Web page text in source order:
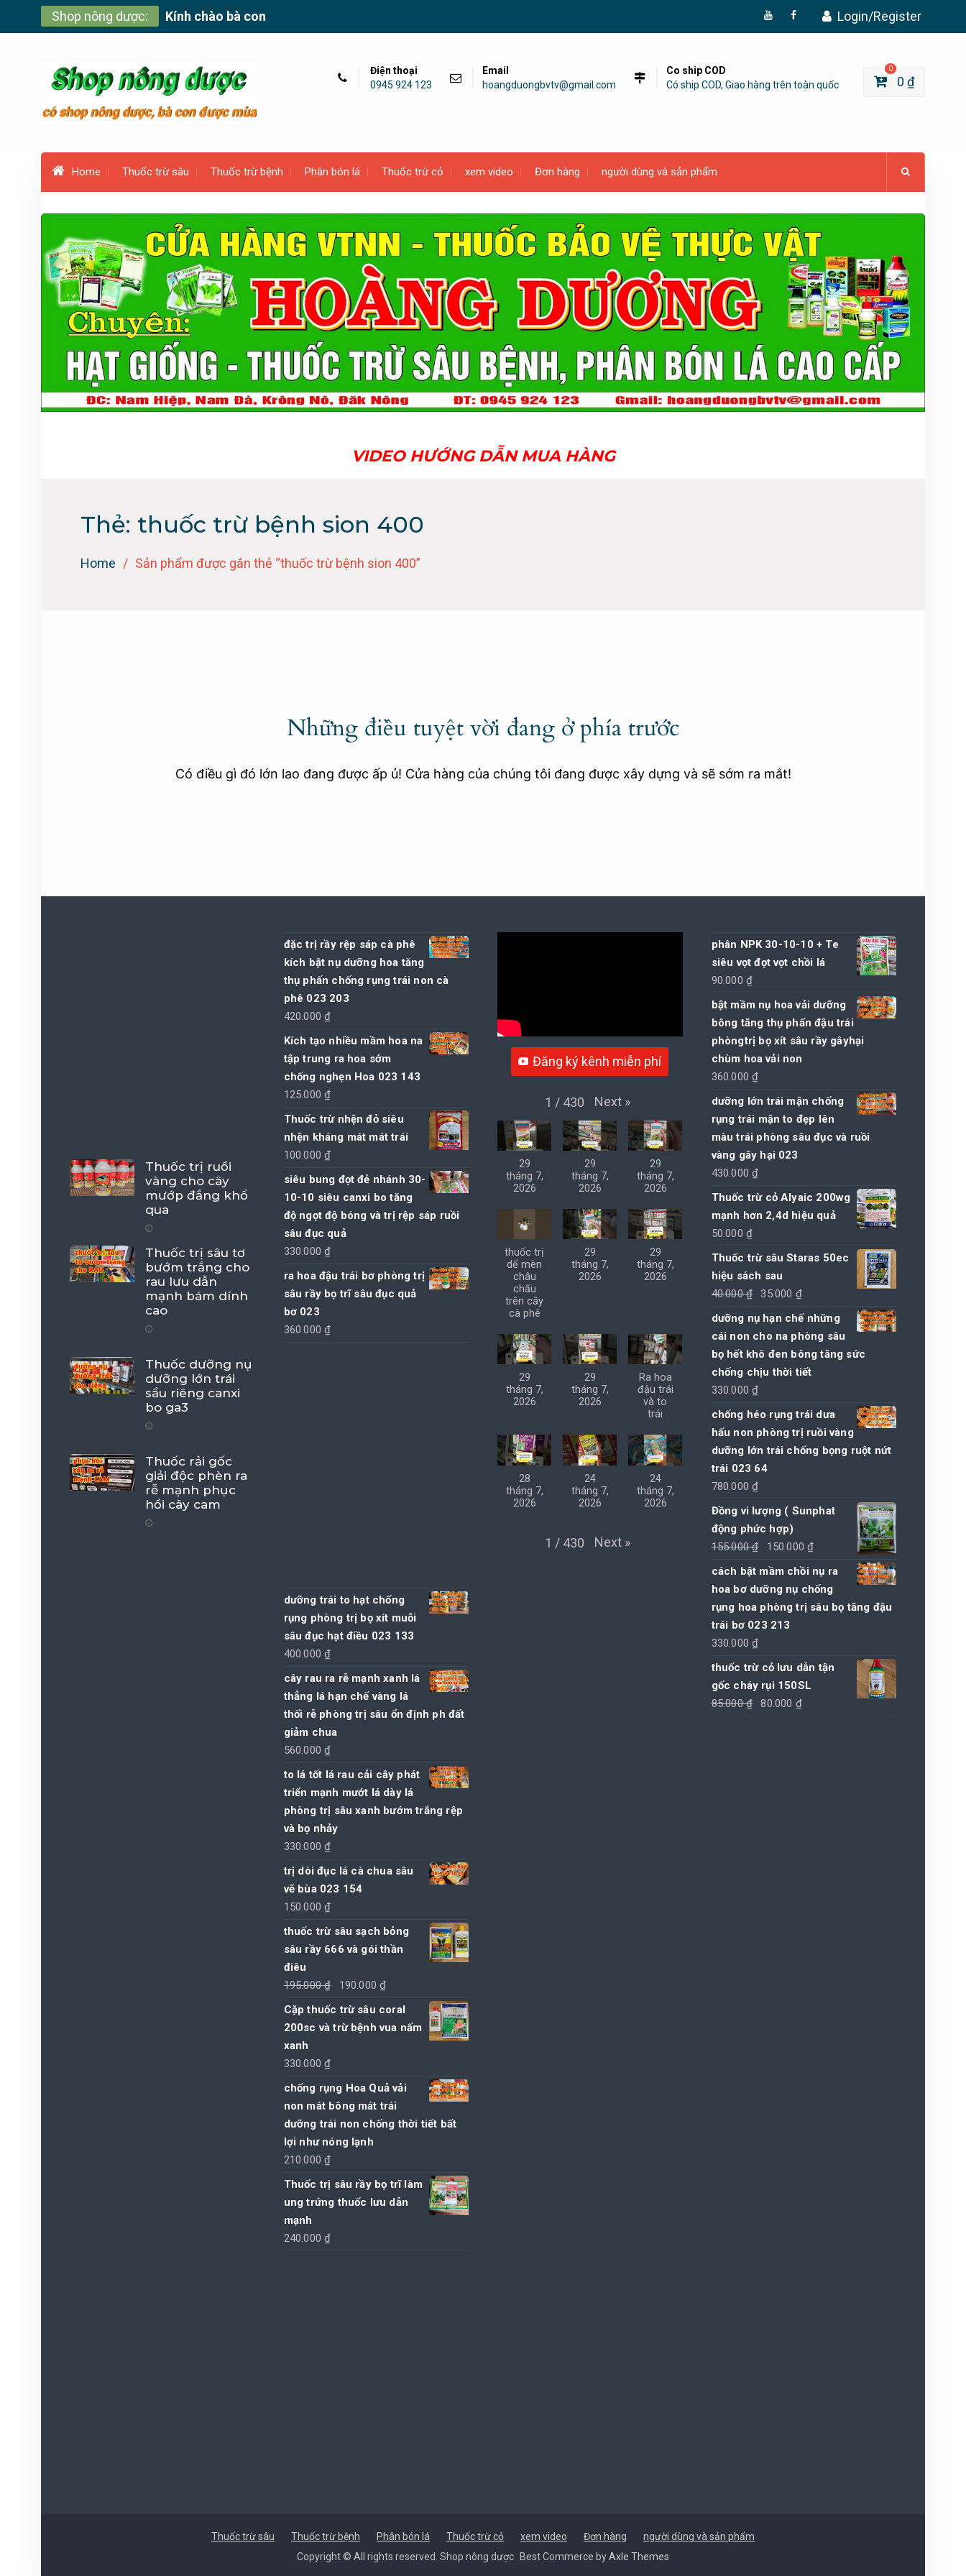
to
Shop nông dược: Kính chào bà con
Login/Register
Điện thoại
0945 924 123
Email
hoangduongbvtv@gmail.com
Co ship COD
Có ship COD, Giao hàng trên toàn quốc
0
0 ₫
Home Thuốc trừ sâu Thuốc trừ bệnh Phân bón lá Thuốc trừ cỏ xem video Đơn hàng người dùng và sản phẩm
VIDEO HƯỚNG DẪN MUA HÀNG
Thẻ: thuốc trừ bệnh sion 400
Home Sản phẩm được gắn thẻ “thuốc trừ bệnh sion 400”
Những điều tuyệt vời đang ở phía trước
Có điều gì đó lớn lao đang được ấp ủ! Cửa hàng của chúng tôi đang được xây dựng và sẽ sớm ra mắt!
Thuốc trị ruồi
vàng cho cây
mướp đắng khổ
qua
Thuốc trị sâu tơ
bướm trắng cho
rau lưu dẫn
mạnh bám dính
cao
Thuốc dưỡng nụ
dưỡng lớn trái
sầu riêng canxi
bo ga3
Thuốc rải gốc
giải độc phèn ra
rễ mạnh phục
hồi cây cam
đặc trị rầy rệp sáp cà phê
kích bật nụ dưỡng hoa tăng
thụ phấn chống rụng trái non cà
phê 023 203
420.000₫
Kích tạo nhiều mầm hoa na
tập trung ra hoa sớm
chống nghẹn Hoa 023 143
125.000₫
Thuốc trừ nhện đỏ siêu
nhện kháng mát mát trái
100.000₫
siêu bung đọt đẻ nhánh 30-
10-10 siêu canxi bo tăng
độ ngọt độ bóng và trị rệp sáp ruồi
sâu đục quả
330.000₫
ra hoa đậu trái bơ phòng trị
sâu rầy bọ trĩ sâu đục quả
bơ 023
360.000₫
dưỡng trái to hạt chống
rụng phòng trị bọ xít muỗi
sâu đục hạt điều 023 133
400.000₫
cây rau ra rễ mạnh xanh lá
thẳng lá hạn chế vàng lá
thối rễ phòng trị sâu ổn định ph đất
giảm chua
560.000₫
to lá tốt lá rau cải cây phát
triển mạnh mướt lá dày lá
phòng trị sâu xanh bướm trắng rệp
và bọ nhảy
330.000₫
trị dòi đục lá cà chua sâu
vẽ bùa 023 154
150.000₫
thuốc trừ sâu sạch bỏng
sâu rầy 666 và gói thần
điêu
195.000₫
Giá
gốc
là:
190.000₫
hiện
Cặp thuốc trừ sâu coral
200sc và trừ bệnh vua nấm
xanh
330.000₫
chống rụng Hoa Quả vải
non mát bông mát trái
dưỡng trái non chống thời tiết bất
lợi như nóng lạnh
210.000₫
Thuốc trị sâu rầy bọ trĩ làm
ung trứng thuốc lưu dẫn
mạnh
240.000₫
Đăng ký kênh miễn phí
1 / 430 Next »
29
tháng 7,
2026
29
tháng 7,
2026
29
tháng 7,
2026
thuốc trị
dế mèn
châu
chấu
trên cây
cà phê
29
tháng 7,
2026
29
tháng 7,
2026
29
tháng 7,
2026
29
tháng 7,
2026
Ra hoa
đậu trái
và to
trái
28
tháng 7,
2026
24
tháng 7,
2026
24
tháng 7,
2026
1 / 430 Next »
phân NPK 30-10-10 + Te
siêu vọt đọt vọt chồi lá
90.000 ₫
bật mầm nụ hoa vải dưỡng
bông tăng thụ phấn đậu trái
phòngtrị bọ xít sâu rầy gâyhại
chùm hoa vải non
360.000₫
dưỡng lớn trái mận chống
rụng trái mận to đẹp lên
màu trái phòng sâu đục và ruồi
vàng gây hại 023
430.000₫
Thuốc trừ cỏ Alyaic 200wg
mạnh hơn 2,4d hiệu quả
50.000 ₫
Thuốc trừ sâu Staras 50ec
hiệu sách sau
40.000₫
Giá
gốc
là:
40.000 ₫.
35.000 ₫
hiện
tại
35.000 ₫.
dưỡng nụ hạn chế những
cái non cho na phòng sâu
bọ hết khô đen bông tăng sức
chống chịu thời tiết
330.000₫
chống héo rụng trái dưa
hấu non phòng trị ruồi vàng
dưỡng lớn trái chống bọng ruột nứt
trái 023 64
780.000₫
Đồng vi lượng ( Sunphat
động phức hợp)
155.000₫
Giá
gốc
là:
155.000 ₫.
150.000₫
tại
là:
cách bật mầm chồi nụ ra
hoa bơ dưỡng nụ chống
rụng hoa phòng trị sâu bọ tăng đậu
trái bơ 023 213
330.000₫
thuốc trừ cỏ lưu dẫn tận
gốc cháy rụi 150SL
85.000₫
Giá
80.000 ₫
Thuốc trừ sâu Thuốc trừ bệnh Phân bón lá Thuốc trừ cỏ xem video Đơn hàng
người dùng và sản phẩm
Copyright © All rights reserved. Shop nông dược
Best Commerce byAxle Themes